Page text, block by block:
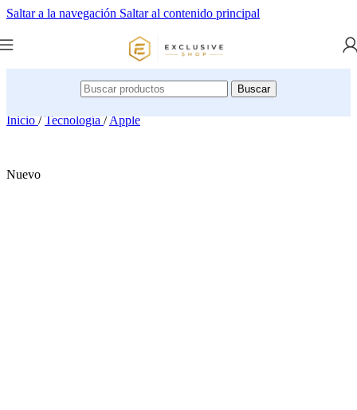
Saltar a la navegación Saltar al contenido principal
Buscar
Inicio/ Tecnología/Apple
Nuevo